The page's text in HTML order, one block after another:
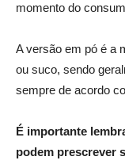
momento do
A versão em pó é a
ou suco, sendo
sempre de acordo
É importante
podem prescrever